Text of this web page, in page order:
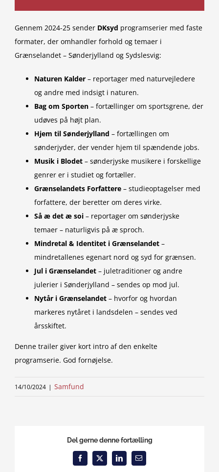
Gennem 2024-25 sender DKsyd programserier med faste
formater, der omhandler forhold og temaer i
Grænselandet – Sønderjylland og Sydslesvig:
Naturen Kalder – reportager med naturvejledere
og andre med indsigt i naturen.
Bag om Sporten – fortællinger om sportsgrene, der
udøves på højt plan.
Hjem til Sønderjylland – fortællingen om
sønderjyder, der vender hjem til spændende jobs.
Musik i Blodet – sønderjyske musikere i forskellige
genrer er i studiet og fortæller.
Grænselandets Forfattere – studieoptagelser med
forfattere, der beretter om deres virke.
Så æ det æ soi – reportager om sønderjyske
temaer – naturligvis på æ sproch.
Mindretal & Identitet i Grænselandet –
mindretallenes egenart nord og syd for grænsen.
Jul i Grænselandet – juletraditioner og andre
julerier i Sønderjylland – sendes op mod jul.
Nytår i Grænselandet – hvorfor og hvordan
markeres nytåret i landsdelen – sendes ved
årsskiftet.
Denne trailer giver kort intro af den enkelte
programserie. God fornøjelse.
14/10/2024 | Samfund
Del gerne denne fortælling
Facebook
X LinkedInEmail